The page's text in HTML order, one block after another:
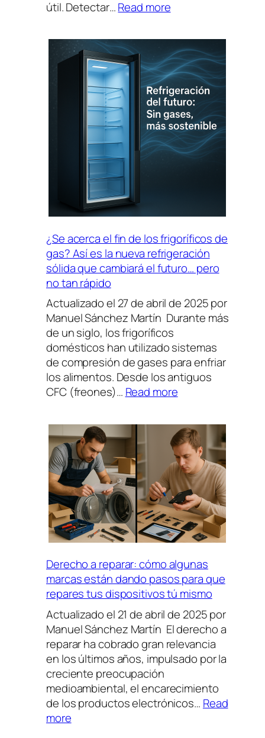
útil. Detectar…Read more:
de
Gas
en
Frigoríficos:
Cómo
Detectarlas,
Solucionarlas
y
Prevenir
¿Se acerca el fin de los frigoríficos de
gas? Así es la nueva refrigeración
sólida que cambiará el futuro… pero
no tan rápido
Actualizado el 27 de abril de 2025 por
Manuel Sánchez Martín Durante más
de un siglo, los frigoríficos
domésticos han utilizado sistemas
de compresión de gases para enfriar
los alimentos. Desde los antiguos
CFC (freones)… Read more:
acerca
el
fin
de
los
frigoríficos
de
gas?
Así
la
nueva
refrigeración
sólida
que
cambiará
el
pero
no
Derecho a reparar: cómo algunas
marcas están dando pasos para que
repares tus dispositivos tú mismo
Actualizado el 21 de abril de 2025 por
Manuel Sánchez Martín El derecho a
reparar ha cobrado gran relevancia
en los últimos años, impulsado por la
creciente preocupación
medioambiental, el encarecimiento
de los productos electrónicos… Read
more: